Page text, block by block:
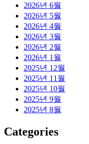
2026년 6월
2026년 5월
2026년 4월
2026년 3월
2026년 2월
2026년 1월
2025년 12월
2025년 11월
2025년 10월
2025년 9월
2025년 8월
Categories